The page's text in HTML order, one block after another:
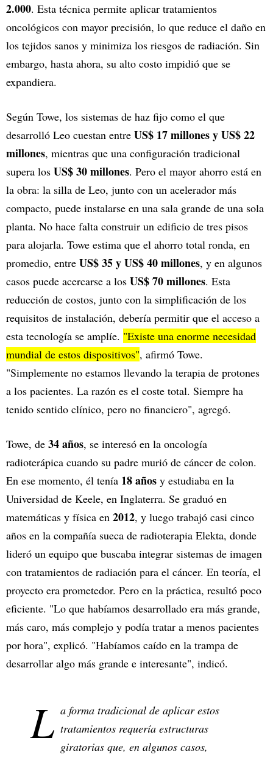
2.000. Esta técnica permite aplicar tratamientos
oncológicos con mayor precisión, lo que reduce el daño en
los tejidos sanos y minimiza los riesgos de radiación. Sin
embargo, hasta ahora, su alto costo impidió que se
expandiera.
Según Towe, los sistemas de haz fijo como el que
desarrolló Leo cuestan entre US$ 17 millones y US$ 22
millones, mientras que una configuración tradicional
supera los US$ 30 millones. Pero el mayor ahorro está en
la obra: la silla de Leo, junto con un acelerador más
compacto, puede instalarse en una sala grande de una sola
planta. No hace falta construir un edificio de tres pisos
para alojarla. Towe estima que el ahorro total ronda, en
promedio, entre US$ 35 y US$ 40 millones, y en algunos
casos puede acercarse a los US$ 70 millones. Esta
reducción de costos, junto con la simplificación de los
requisitos de instalación, debería permitir que el acceso a
esta tecnología se amplíe. "Existe una enorme necesidad
mundial de estos dispositivos", afirmó Towe.
"Simplemente no estamos llevando la terapia de protones
a los pacientes. La razón es el coste total. Siempre ha
tenido sentido clínico, pero no financiero", agregó.
Towe, de 34 años, se interesó en la oncología
radioterápica cuando su padre murió de cáncer de colon.
En ese momento, él tenía 18 años y estudiaba en la
Universidad de Keele, en Inglaterra. Se graduó en
matemáticas y física en 2012, y luego trabajó casi cinco
años en la compañía sueca de radioterapia Elekta, donde
lideró un equipo que buscaba integrar sistemas de imagen
con tratamientos de radiación para el cáncer. En teoría, el
proyecto era prometedor. Pero en la práctica, resultó poco
eficiente. "Lo que habíamos desarrollado era más grande,
más caro, más complejo y podía tratar a menos pacientes
por hora", explicó. "Habíamos caído en la trampa de
desarrollar algo más grande e interesante", indicó.
L a forma tradicional de aplicar estos
tratamientos requería estructuras
giratorias que, en algunos casos,